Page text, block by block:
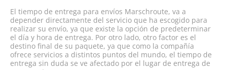
El tiempo de entrega para envíos Marschroute, va a
depender directamente del servicio que ha escogido para
realizar su envío, ya que existe la opción de predeterminar
el día y hora de entrega. Por otro lado, otro factor es el
destino final de su paquete, ya que como la compañía
ofrece servicios a distintos puntos del mundo, el tiempo de
entrega sin duda se ve afectado por el lugar de entrega de